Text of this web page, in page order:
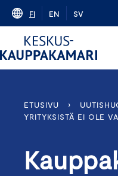
Skip
content
FI EN SV
ETUSIVU ›
YRITYKSISTÄ EI OLE